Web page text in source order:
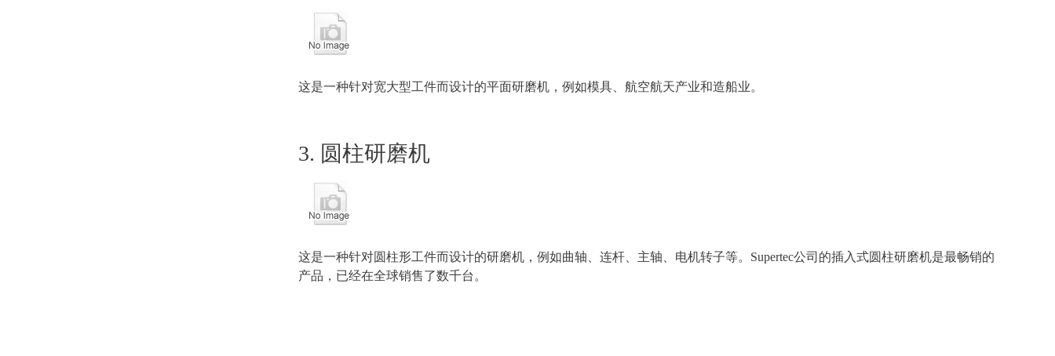
这是一种针对宽大型工件而设计的平面研磨机，例如模具、航空航天产业和造船业。
3. 圆柱研磨机
这是一种针对圆柱形工件而设计的研磨机，例如曲轴、连杆、主轴、电机转子等。Supertec公司的插入式圆柱研磨机是最畅销的
产品，已经在全球销售了数千台。